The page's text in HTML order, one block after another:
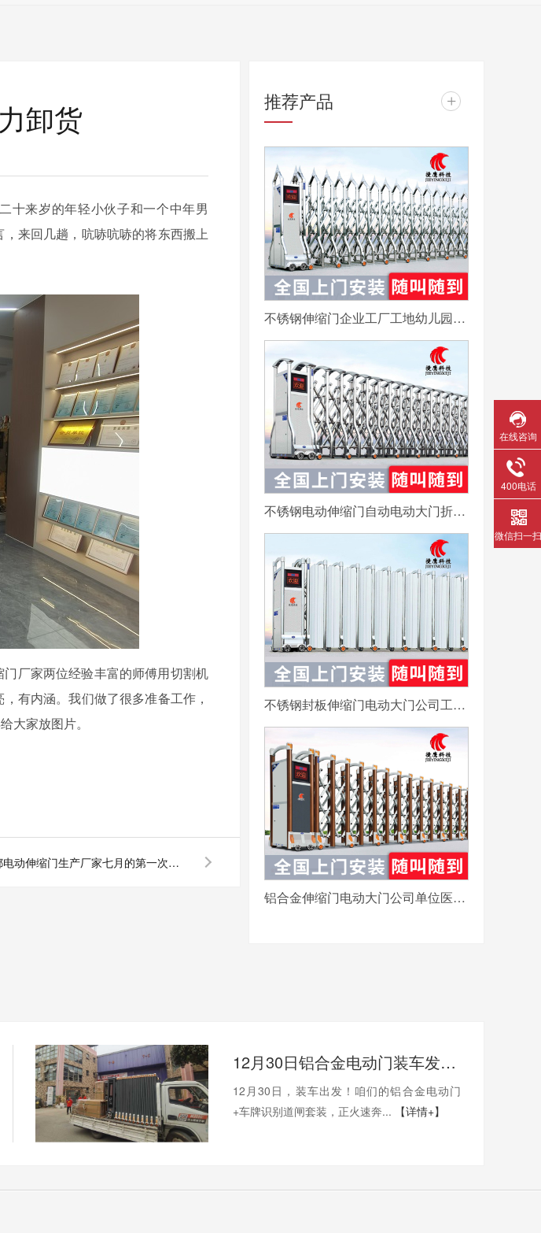
卸货
十来岁的年轻小伙子和一个中年男
来回几趟，吭哧吭哧的将东西搬上
厂家两位经验丰富的师傅用切割机
有内涵。我们做了很多准备工作，
大家放图片。
成都电动伸缩门生产厂家七月的第一次晨会
推荐产品 +
不锈钢伸缩门企业工厂工地幼儿园电动大门平移自动无轨医院收缩门
不锈钢电动伸缩门自动电动大门折叠平移分段铝合金工地工厂封板门
不锈钢封板伸缩门电动大门公司工厂工地分段折叠平移自动收缩门
铝合金伸缩门电动大门公司单位医院工厂分段平移折叠自动收缩门
12月30日铝合金电动门装车发眉山，年底现货速订！
12月30日，装车出发！咱们的铝合金电动门
+车牌识别道闸套装，正火速奔...
【详情+】
在线咨询
400电话
微信扫一扫